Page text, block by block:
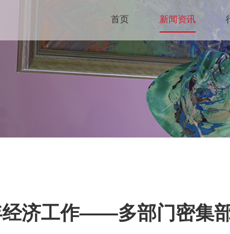
首页 新闻资讯
济工作——多部门密集